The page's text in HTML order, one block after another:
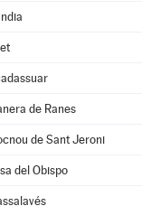
de Ranes
de Sant Jeroni
del Obispo